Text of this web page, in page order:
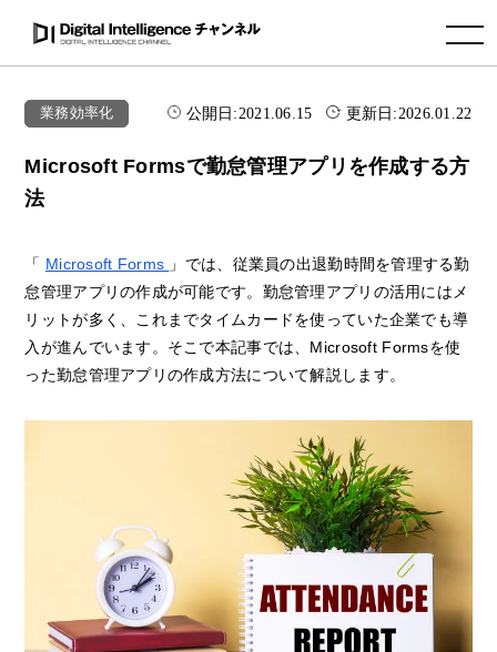
toggle navigation
業務効率化 公開日:2021.06.15 更新日:2026.01.22
Microsoft Formsで勤怠管理アプリを作成する方
法
「 Microsoft Forms 」では、従業員の出退勤時間を管理する勤
怠管理アプリの作成が可能です。勤怠管理アプリの活用にはメ
リットが多く、これまでタイムカードを使っていた企業でも導
入が進んでいます。そこで本記事では、Microsoft Formsを使
った勤怠管理アプリの作成方法について解説します。